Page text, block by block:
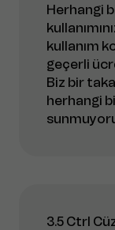
Herhangi
kullanım
geçerli
Biz bir
herhangi
3.5 Ctrl